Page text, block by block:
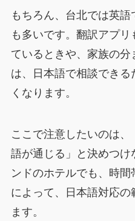
もちろん、台北では英
も多いです。翻訳アプ
ているときや、家族の
は、日本語で相談でき
くなります。
ここで注意したいのは
語が通じる」と決めつけ
ンドのホテルでも、時
によって、日本語対応の
ます。